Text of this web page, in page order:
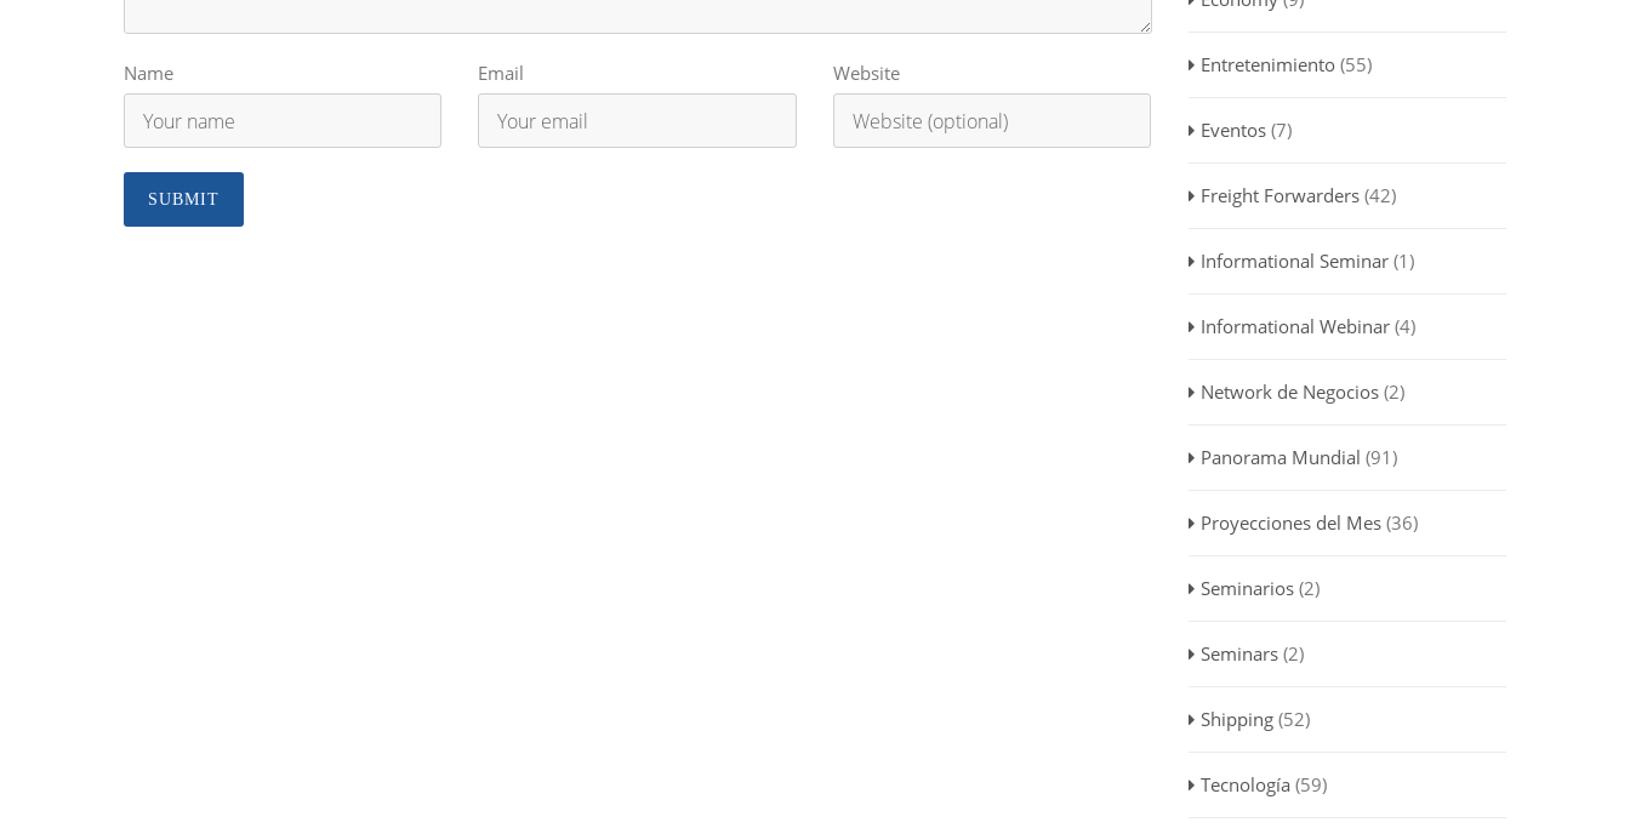
Name Email Website Entretenimiento(55)
Eventos(7)
Freight Forwarders(42)
Informational Seminar(1)
Informational Webinar(4)
Network de Negocios(2)
Panorama Mundial (91)
Proyecciones del Mes(36)
Seminarios(2)
Seminars(2)
Shipping(52)
Tecnología (59)